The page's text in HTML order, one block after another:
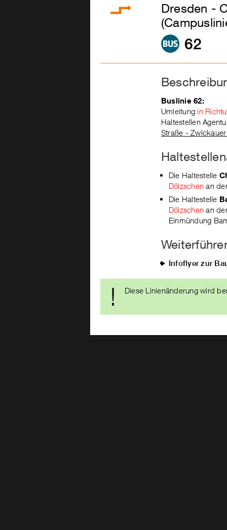
Dresden -
62
Buslinie 62:
Umleitung in
Haltestellen
Straße -
Die Haltestelle
Dölzschenan
Die Haltestelle
Dölzschenan
Einmündung
Infoflyer zur
Diese Linienänderung wird